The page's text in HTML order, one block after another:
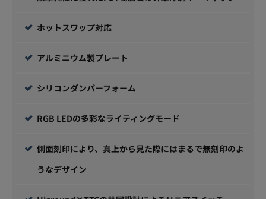
ホットスワップ対応
アルミニウム製プレート
シリコンダンパーフォーム
RGB LEDの多彩なライティングモード
側面刻印により、真上から見た際にはまるで無刻印のよ
うなデザイン